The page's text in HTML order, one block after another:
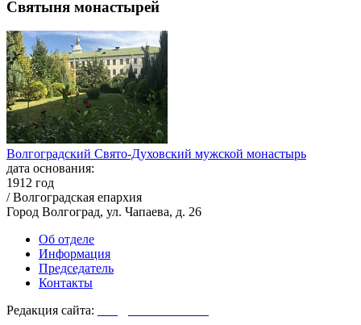
Святыня монастырей
Волгоградский Свято-Духовский мужской монастырь
дата основания:
1912 год
/ Волгоградская епархия
Город Волгоград, ул. Чапаева, д. 26
Об отделе
Информация
Председатель
Контакты
Редакция сайта: